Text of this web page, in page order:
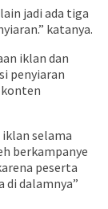
jadi ada tiga
katanya.
iklan dan
penyiaran
selama
berkampanye
peserta
di dalamnya”